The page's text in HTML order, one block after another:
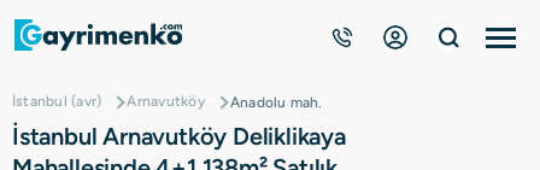
Gayrimenkuller
İstanbul (avr) Arnavutköy Anadolu mah.
İstanbul Arnavutköy Deliklikaya